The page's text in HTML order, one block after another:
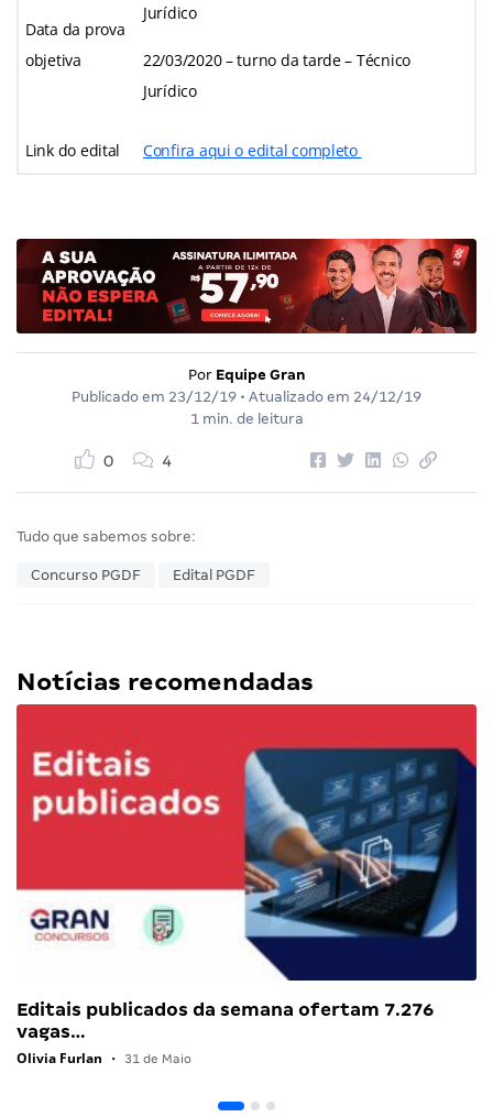
Data da prova
objetiva
Jurídico
22/03/2020 – turno da tarde – Técnico
Jurídico
Link do edital Confira aqui o edital completo
Por Equipe Gran
Publicado em 23/12/19 • Atualizado em 24/12/19
1 min. de leitura
0 4
Tudo que sabemos sobre:
Concurso PGDF Edital PGDF
Notícias recomendadas
Editais publicados da semana ofertam 7.276
vagas…
Olivia Furlan • 31 de Maio